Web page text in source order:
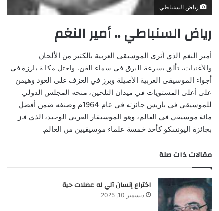
رياض السنباطي
رياض السنباطي .. أمير النغم
أمير النغم الذي أثرى الموسيقى العربية بالكثير من الألحان
والأغنيات، تألق بسرعة البرق في سماء الفن، واحتل مكانة بارزة في
أجواء الموسيقى العربية الأصيلة وبرز في العزف على العود وهيمن
على أعلى المستويات في ميدان التلحين، منحه المجلس الدولي
للموسيقي في باريس جائزته في عام 1964م وصنفه ضمن أفضل
مائة موسيقي في العالم، وهو الموسيقار العربي الوحيد، الذي فاز
بجائزة اليونسكو كأحد خمسة علماء موسيقيين من العالم.
مقالات ذات صلة
اختراع إنسان آلي له عضلات حية
ديسمبر 10, 2025